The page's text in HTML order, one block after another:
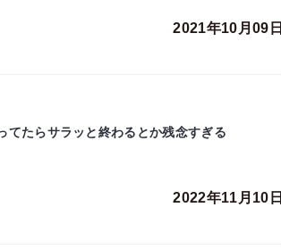
2021年10月09日
てたらサラッと終わるとか残念すぎる
2022年11月10日